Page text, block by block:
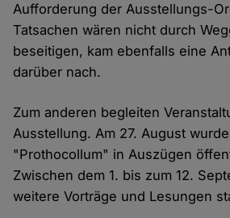
Aufforderung der Ausstellungs-
Tatsachen wären nicht durch
beseitigen, kam ebenfalls eine
darüber nach.
Zum anderen begleiten
Ausstellung. Am 27. August
"Prothocollum" in Auszügen
Zwischen dem 1. bis zum 12.
weitere Vorträge und Lesungen